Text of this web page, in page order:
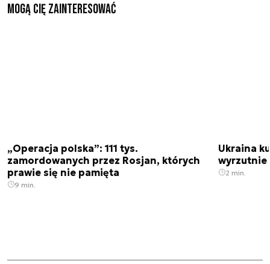
Mogą Cię zainteresować
„Operacja polska”: 111 tys.
zamordowanych przez Rosjan, których
prawie się nie pamięta
9 min.
Ukraina
wyrzutnie
2 min.